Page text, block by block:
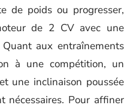
de poids ou progresser,
de 2 CV avec une
aux entraînements
à une compétition, un
une inclinaison poussée
nécessaires. Pour affiner